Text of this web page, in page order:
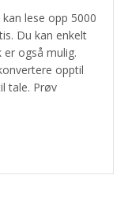
lese opp 5000
Du kan enkelt
også mulig.
opptil
tale. Prøv